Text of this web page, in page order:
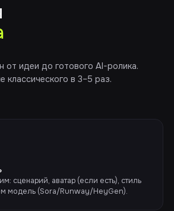
от идеи до готового AI-ролика.
классического в 3–5 раз.
сценарий, аватар (если есть), стиль
модель (Sora/Runway/HeyGen).